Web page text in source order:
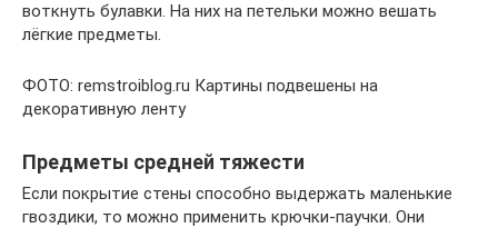
воткнуть булавки. На них на петельки можно вешать
лёгкие предметы.
ФОТО: remstroiblog.ru Картины подвешены на
декоративную ленту
Предметы средней тяжести
Если покрытие стены способно выдержать маленькие
гвоздики, то можно применить крючки-паучки. Они